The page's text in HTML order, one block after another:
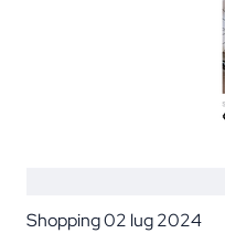
Shopping02 lug 2024